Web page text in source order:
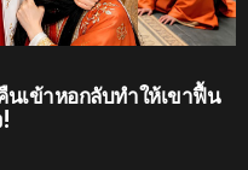
นเข้าหอกลับทำให้เขาฟื้น